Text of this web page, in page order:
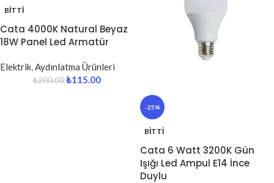
BITTI
Cata 4000K Natural Beyaz
18W Panel Led Armatür
Elektrik Aydınlatma Ürünleri
₺200.00₺115.00
-25%
BITTI
Cata 6 Watt 3200K Gün
Işığı Led Ampul E14 İnce
Duylu